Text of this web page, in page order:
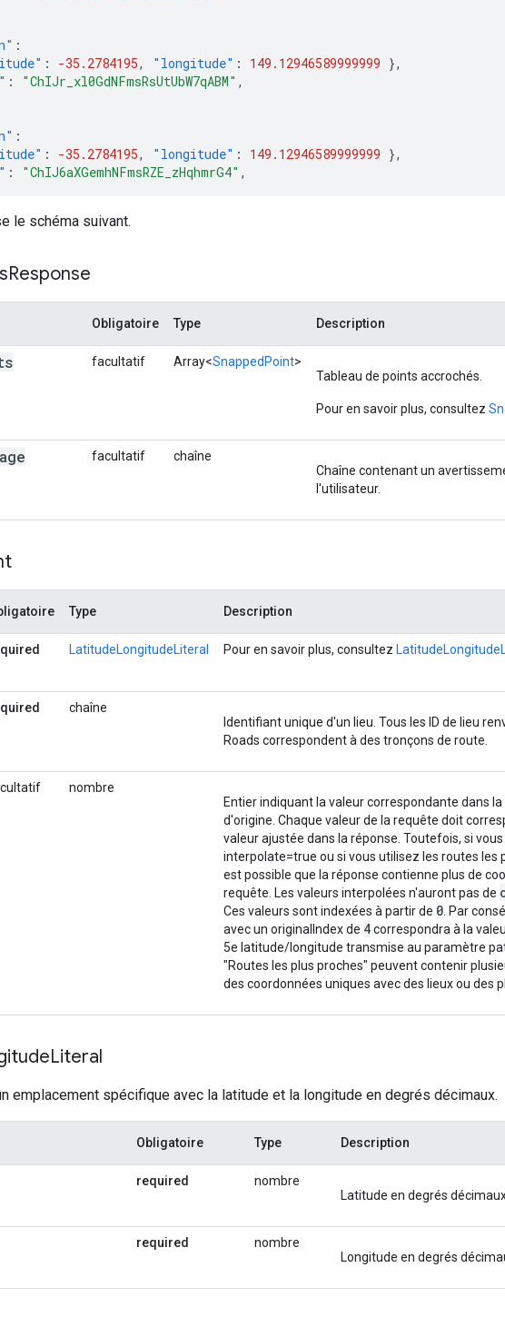
:
: -35.2784195, "longitude" : 149.12946589999999 },
: "ChIJr_xl0GdNFmsRsUtUbW7qABM" ,
:
: -35.2784195, "longitude" : 149.12946589999999 },
: "ChIJ6aXGemhNFmsRZE_zHqhmrG4" ,
:
:
-35.2792731 "longitude" 149.12933809999998
"ChIJTcTdZ2hNFmsRXokM4mWCWfk"
149.1292973 },
149.1292973 },
: "ChIJiUfNQmhNFmsRSsAI-1m6y1g",
: { "latitude" : -35.2796484 "longitude": 149.1292791 },
: "ChIJiUfNQmhNFmsRSsAI-1m6y1g"
: { "latitude" "longitude": 149.1292791 },
"ChIJ_RyFQ2hNFmsRoHJAbW7qABM",
:
"longitude": 149.1291894 },
"ChIJ_RyFQ2hNFmsRoHJAbW7qABM",
"longitude": 149.1291894 },
"ChIJOyypT2hNFmsRZBtscGL0htw",
"longitude": 149.1290903128365 },
: -35.2803426, "longitude": 149.12908529999999 },
: "ChIJOyypT2hNFmsRZBtscGL0htw",
:
-35.2803426, "longitude" 149.12908529999999
},
le schéma suivant.
Response
Obligatoire Type Description
facultatif Array<SnappedPoint>
Tableau de points accrochés.
Pour en savoir plus, consultez
facultatif
chaîne
Chaîne contenant un
l'utilisateur.
Type Description
LatitudeLongitudeLiteral Pour en savoir plus, consultez
chaîne
Identifiant unique d'un lieu. Tous les ID de lieu
Roads correspondent à des tronçons de route.
nombre
Entier indiquant la valeur correspondante dans
d'origine. Chaque valeur de la requête doit
valeur ajustée dans la réponse. Toutefois, si
interpolate=true ou si vous utilisez les routes les
est possible que la réponse contienne plus de
requête. Les valeurs interpolées n'auront pas de
Ces valeurs sont indexées à partir de 0 . Par
avec un originalIndex de 4correspondra à la
5e latitude/longitude transmise au paramètre
"Routes les plus proches" peuvent contenir
des coordonnées uniques avec des lieux ou des
Literal
emplacement spécifique avec la latitude et la longitude en degrés décimaux.
Obligatoire Type Description
required
nombre
Latitude en degrés
required
nombre
Longitude en degrés